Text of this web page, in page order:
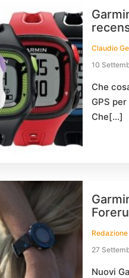
Claudio
10
Che
GPS
Che[…]
Redazione
27
Nuovi